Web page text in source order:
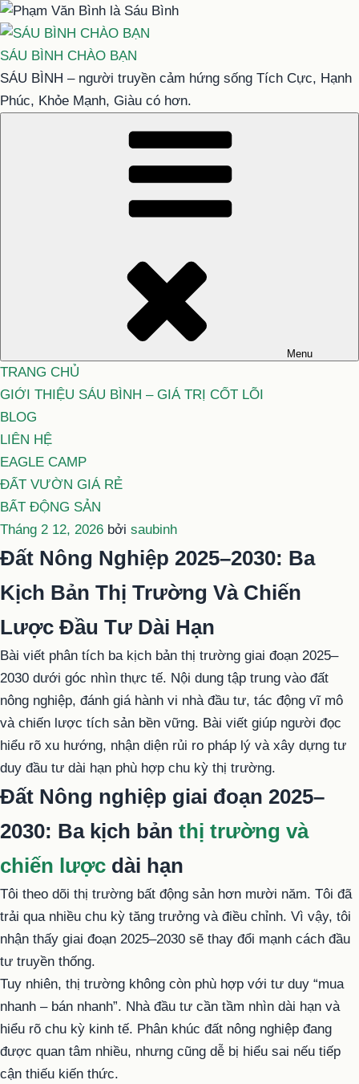
Chuyển
đến
phần
nội
dung
SÁU BÌNH CHÀO BẠN
SÁU BÌNH – người truyền cảm hứng sống Tích Cực, Hạnh
Phúc, Khỏe Mạnh, Giàu có hơn.
Menu
TRANG CHỦ
GIỚI THIỆU SÁU BÌNH – GIÁ TRỊ CỐT LÕI
BLOG
LIÊN HỆ
EAGLE CAMP
ĐẤT VƯỜN GIÁ RẺ
BẤT ĐỘNG SẢN
Đăng
trong
Tháng 2 12, 2026 bởi saubinh
Đất Nông Nghiệp 2025–2030: Ba
Kịch Bản Thị Trường Và Chiến
Lược Đầu Tư Dài Hạn
Bài viết phân tích ba kịch bản thị trường giai đoạn 2025–
2030 dưới góc nhìn thực tế. Nội dung tập trung vào đất
nông nghiệp, đánh giá hành vi nhà đầu tư, tác động vĩ mô
và chiến lược tích sản bền vững. Bài viết giúp người đọc
hiểu rõ xu hướng, nhận diện rủi ro pháp lý và xây dựng tư
duy đầu tư dài hạn phù hợp chu kỳ thị trường.
Đất Nông nghiệp giai đoạn 2025–
2030: Ba kịch bản thị trường và
chiến lược dài hạn
Tôi theo dõi thị trường bất động sản hơn mười năm. Tôi đã
trải qua nhiều chu kỳ tăng trưởng và điều chỉnh. Vì vậy, tôi
nhận thấy giai đoạn 2025–2030 sẽ thay đổi mạnh cách đầu
tư truyền thống.
Tuy nhiên, thị trường không còn phù hợp với tư duy “mua
nhanh – bán nhanh”. Nhà đầu tư cần tầm nhìn dài hạn và
hiểu rõ chu kỳ kinh tế. Phân khúc đất nông nghiệp đang
được quan tâm nhiều, nhưng cũng dễ bị hiểu sai nếu tiếp
cận thiếu kiến thức.